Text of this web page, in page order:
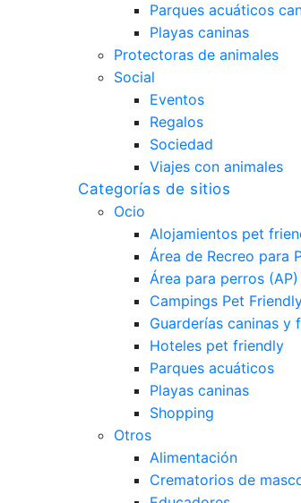
Parques acuáticos
Playas caninas
Protectoras de animales
Social
Eventos
Regalos
Sociedad
Viajes con animales
Categorías de sitios
Ocio
Alojamientos pet
Área de Recreo para
Área para perros (AP)
Campings Pet
Guarderías caninas y
Hoteles pet friendly
Parques acuáticos
Playas caninas
Shopping
Otros
Alimentación
Crematorios de